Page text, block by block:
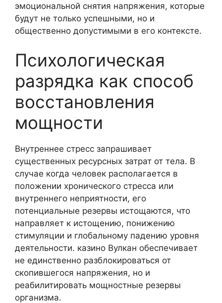
эмоциональной снятия напряжения, которые
будут не только успешными, но и
общественно допустимыми в его контексте.
Психологическая
разрядка как способ
восстановления
мощности
Внутреннее стресс запрашивает
существенных ресурсных затрат от тела. В
случае когда человек располагается в
положении хронического стресса или
внутреннего неприятности, его
потенциальные резервы истощаются, что
направляет к истощению, понижению
стимуляции и глобальному падению уровня
деятельности. казино Вулкан обеспечивает
не единственно разблокироваться от
скопившегося напряжения, но и
реабилитировать мощностные резервы
организма.